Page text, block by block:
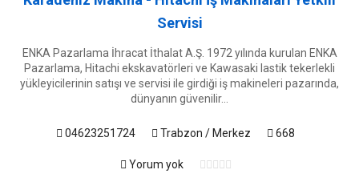
Servisi
ENKA Pazarlama İhracat İthalat A.Ş. 1972 yılında kurulan ENKA
Pazarlama, Hitachi ekskavatörleri ve Kawasaki lastik tekerlekli
yükleyicilerinin satışı ve servisi ile girdiği iş makineleri pazarında,
dünyanın güvenilir...
04623251724 Trabzon / Merkez 668
Yorum yok